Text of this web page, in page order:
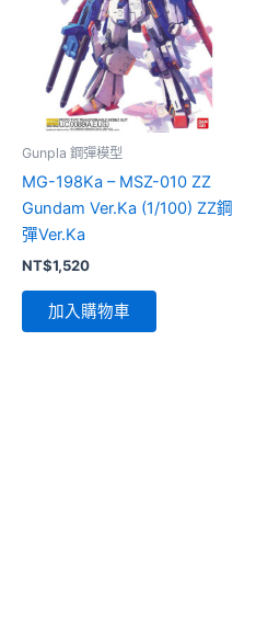
Gunpla 鋼彈模型
MG-198Ka – MSZ-010 ZZ
Gundam Ver.Ka (1/100) ZZ鋼
彈Ver.Ka
NT$1,520
加入購物車